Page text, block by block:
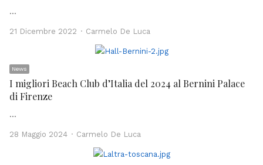
…
21 Dicembre 2022 Author
Carmelo De Luca
News
I migliori Beach Club d’Italia del 2024 al Bernini Palace
di Firenze
…
28 Maggio 2024 Author
Carmelo De Luca